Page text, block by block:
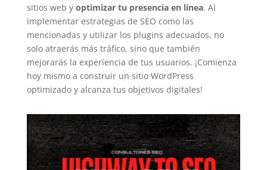
sitios web y optimizar tu presencia en línea. Al
implementar estrategias de SEO como las
mencionadas y utilizar los plugins adecuados, no
solo atraerás más tráfico, sino que también
mejorarás la experiencia de tus usuarios. ¡Comienza
hoy mismo a construir un sitio WordPress
optimizado y alcanza tus objetivos digitales!